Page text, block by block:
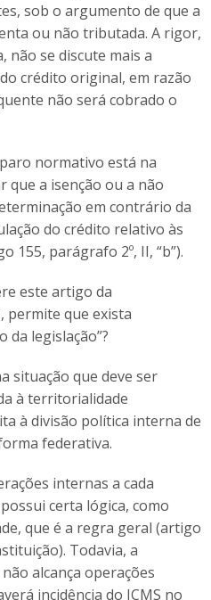
sob o argumento de que a
ou não tributada. A rigor,
não se discute mais a
crédito original, em razão
não será cobrado o
normativo está na
que a isenção ou a não
em contrário da
do crédito relativo às
155, parágrafo 2º, II, “b”).
este artigo da
permite que exista
da legislação”?
situação que deve ser
à territorialidade
à divisão política interna de
federativa.
internas a cada
certa lógica, como
que é a regra geral (artigo
Todavia, a
alcança operações
incidência do ICMS no